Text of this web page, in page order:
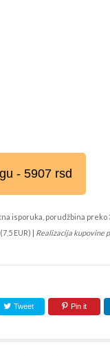
- 5907 rsd
isporuka, porudžbina preko
EUR) | Realizacija kupovine
Tweet Pin it